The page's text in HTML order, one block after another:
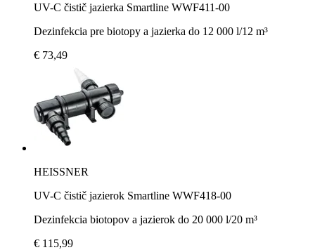
UV-C čistič jazierka Smartline WWF411-00
Dezinfekcia pre biotopy a jazierka do 12 000 l/12 m³
€ 73,49
HEISSNER
UV-C čistič jazierok Smartline WWF418-00
Dezinfekcia biotopov a jazierok do 20 000 l/20 m³
€ 115,99